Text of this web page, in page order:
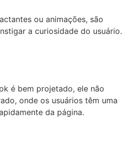
ou animações, são
a curiosidade do usuário.
é bem projetado, ele não
onde os usuários têm uma
da página.